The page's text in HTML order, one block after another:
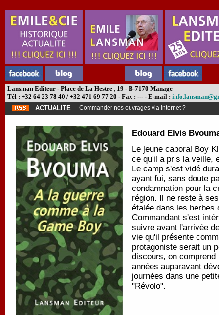
Lansman Editeur - Place de La Hestre , 19 - B-7170 Manage
Tél : +32 64 23 78 40 / +32 471 69 77 20 - Fax : --- - E-mail :
ACTUALITE
Commander nos ouvrages via Internet ?
Edouard Elvis
Le jeune caporal Boy
ce qu'il a pris la veille,
Le camp s'est vidé
ayant fui, sans doute
condamnation pour la
région. Il ne reste à
étalée dans les herbes
Commandant s'est
suivre avant l'arrivée
vie qu'il présente
protagoniste serait un
discours, on comprend
années auparavant
journées dans une
"Révolo".